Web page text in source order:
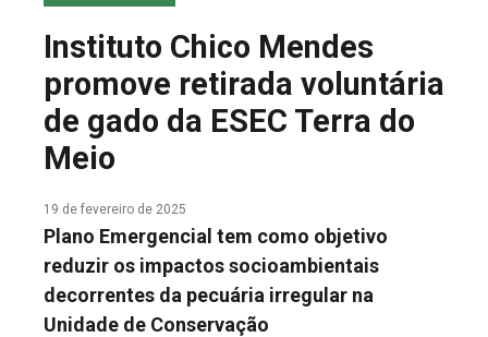
FALE CONOSCO
Instituto Chico Mendes
promove retirada voluntária
de gado da ESEC Terra do
Meio
19 de fevereiro de 2025
Plano Emergencial tem como objetivo
reduzir os impactos socioambientais
decorrentes da pecuária irregular na
Unidade de Conservação